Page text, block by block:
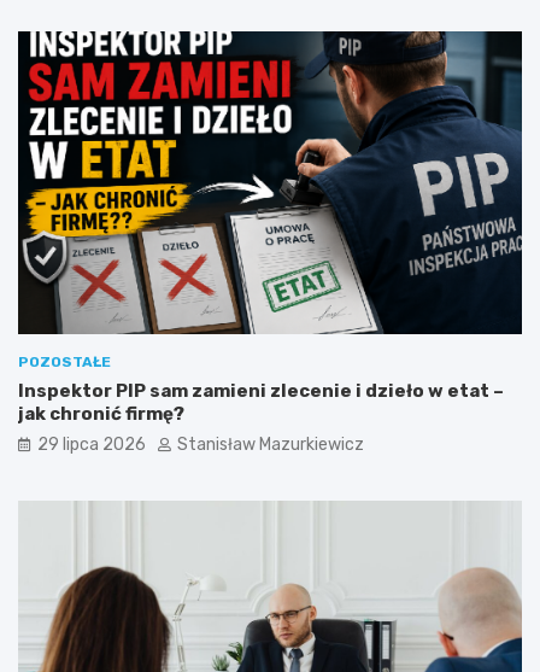
POZOSTAŁE
Inspektor PIP sam zamieni zlecenie i dzieło w etat –
jak chronić firmę?
29 lipca 2026 Stanisław Mazurkiewicz